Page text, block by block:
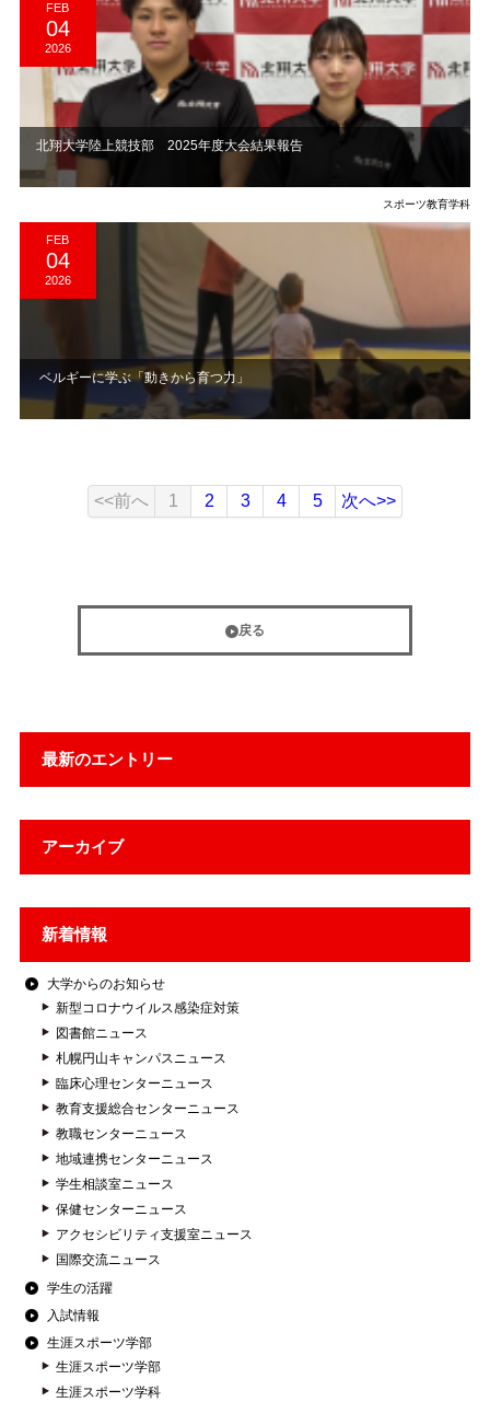
最新のエントリー
アーカイブ
新着情報
大学からのお知らせ
新型コロナウイルス感染症対策
図書館ニュース
札幌円山キャンパスニュース
臨床心理センターニュース
教育支援総合センターニュース
教職センターニュース
地域連携センターニュース
学生相談室ニュース
保健センターニュース
アクセシビリティ支援室ニュース
国際交流ニュース
学生の活躍
入試情報
生涯スポーツ学部
生涯スポーツ学部
生涯スポーツ学科
FEB
04
2026
​北翔大学陸上競技部 2025年度大会結果報告
スポーツ教育学科
FEB
04
2026
​ ベルギーに学ぶ「動きから育つ力」
<<前へ 1 2 3 4 5 次へ>>
戻る